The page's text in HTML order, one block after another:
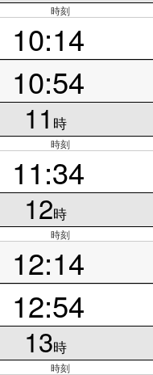
時刻
10:14
10:54
11 時
時刻
11:34
12時
時刻
12:14
12:54
13時
時刻